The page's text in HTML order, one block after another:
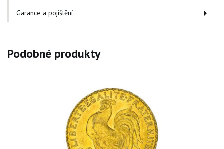
Garance a pojištění
Podobné produkty